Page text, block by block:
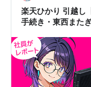
楽天ひかり 引越
手続き・東西また